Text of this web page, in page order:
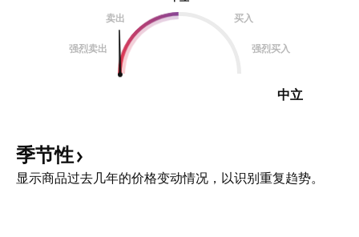
卖出
买入
强烈卖出 强烈买入
中立
季节性
显示商品过去几年的价格变动情况，以识别重复趋势。